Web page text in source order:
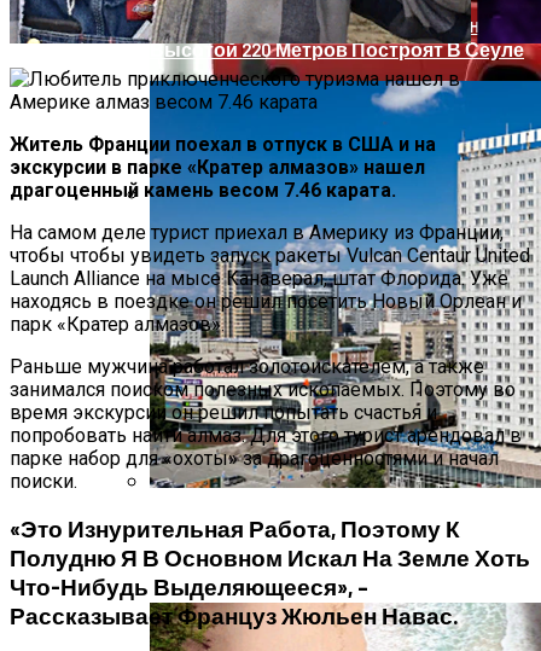
Citroen Сделает Ставку
На Продвижение Коммерческих Авто В
РФ
Футуристическое Колесо Обозрения
Высотой 220 Метров Построят В Сеуле
Самые Популярные Отели В
Новосибирске Назвал Сервис
«Яндекс.Путешествия»
Житель Франции поехал в отпуск в США и на
экскурсии в парке «Кратер алмазов» нашел
драгоценный камень весом 7.46 карата.
На самом деле турист приехал в Америку из Франции,
чтобы чтобы увидеть запуск ракеты Vulcan Centaur United
Launch Alliance на мысе Канаверал, штат Флорида. Уже
находясь в поездке он решил посетить Новый Орлеан и
парк «Кратер алмазов».
Раньше мужчина работал золотоискателем, а также
занимался поиском полезных ископаемых. Поэтому во
время экскурсии он решил попытать счастья и
попробовать найти алмаз. Для этого турист арендовал в
парке набор для «охоты» за драгоценностями и начал
поиски.
«Это Изнурительная Работа, Поэтому К
Полудню Я В Основном Искал На Земле Хоть
Что-Нибудь Выделяющееся», –
Рассказывает Француз Жюльен Навас.